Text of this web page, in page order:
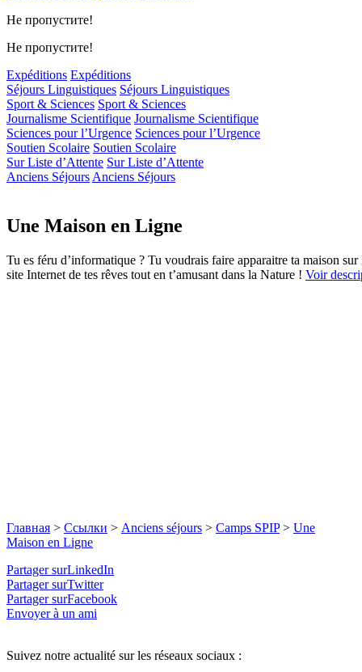
Не пропустите!
Не пропустите!
Expéditions Expéditions
Séjours Linguistiques Séjours Linguistiques
Sport & Sciences Sport & Sciences
Journalisme Scientifique Journalisme Scientifique
Sciences pour l’Urgence Sciences pour l’Urgence
Soutien Scolaire Soutien Scolaire
Sur Liste d’Attente Sur Liste d’Attente
Anciens Séjours Anciens Séjours
Une Maison en Ligne
Tu es féru d’informatique ? Tu voudrais faire apparaitre ta maison
site Internet de tes rêves tout en t’amusant dans la Nature ! Voir
Главная > Ссылки > Anciens séjours > Camps SPIP> Une
Maison en Ligne
Partager surLinkedIn
Partager surTwitter
Partager surFacebook
Envoyer à un ami
Suivez notre actualité sur les réseaux sociaux :